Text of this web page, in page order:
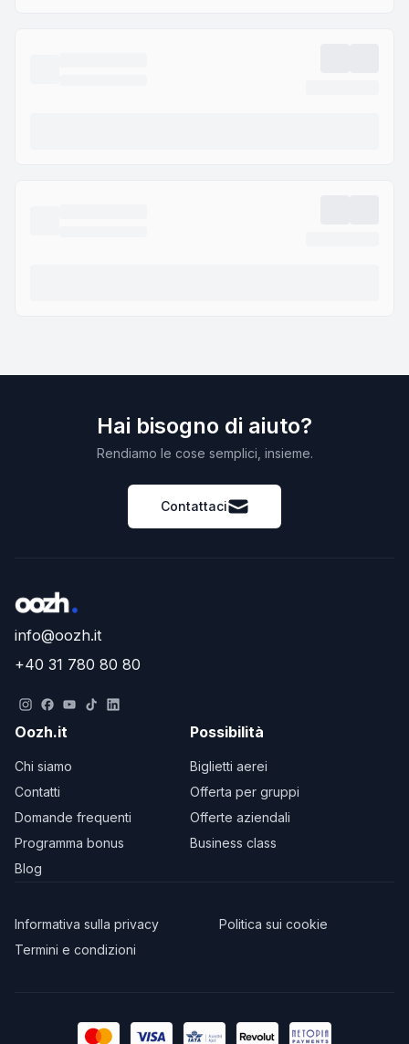
Hai bisogno di aiuto?
Rendiamo le cose semplici, insieme.
Contattaci
info@oozh.it
+40 31 780 80 80
Oozh.it
Chi siamo
Contatti
Domande frequenti
Programma bonus
Blog
Possibilità
Biglietti aerei
Offerta per gruppi
Offerte aziendali
Business class
Informativa sulla privacy
Politica sui cookie
Termini e condizioni